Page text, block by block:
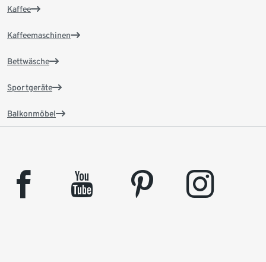
Kaffee
Kaffeemaschinen
Bettwäsche
Sportgeräte
Balkonmöbel
facebook youtube pinterest instagram